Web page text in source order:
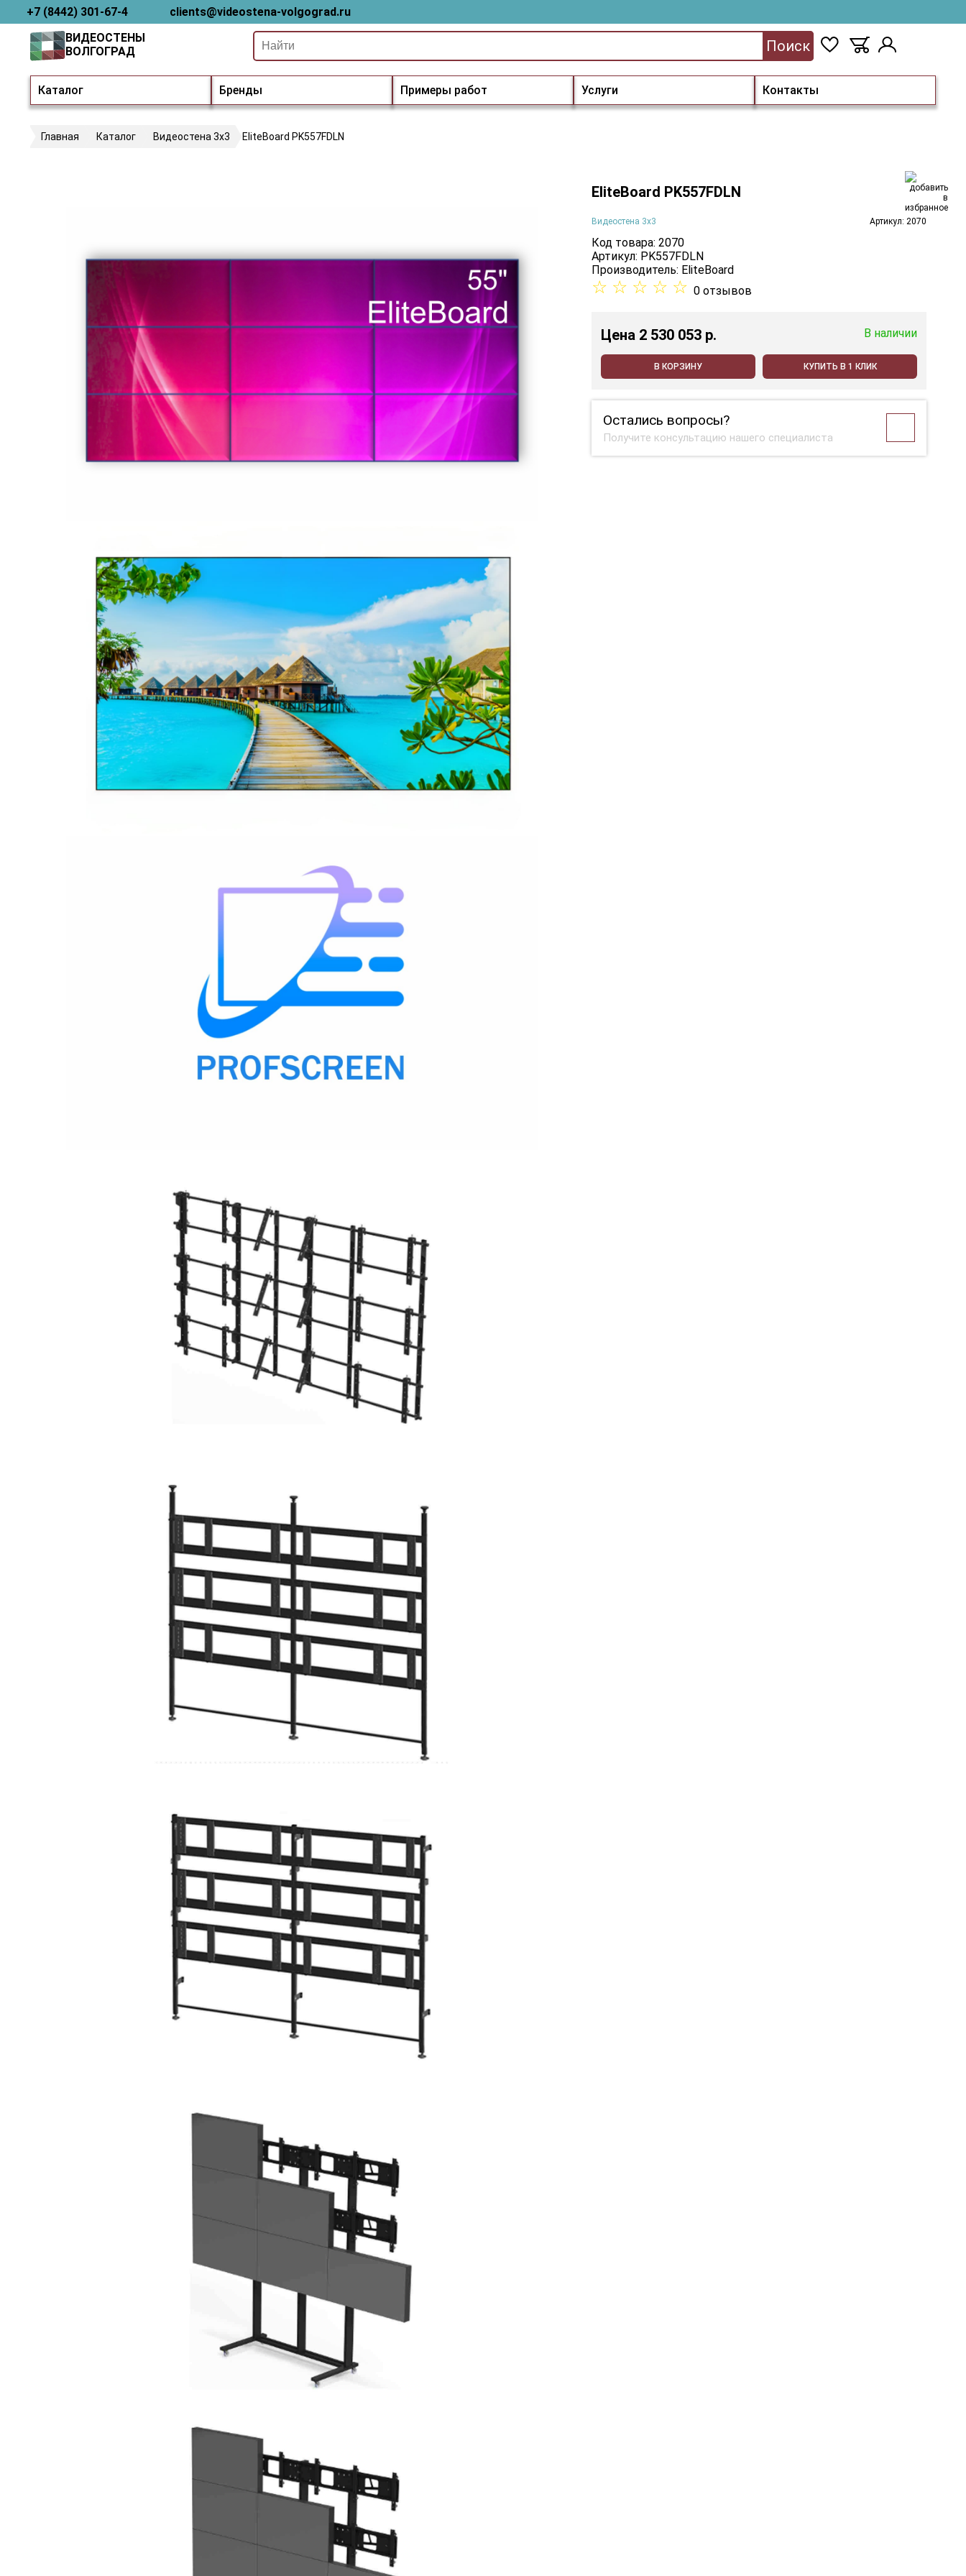
+7 (8442) 301-67-4 clients@videostena-volgograd.ru
Каталог Бренды Примеры работ Услуги Контакты
ВИДЕОСТЕНЫ
ВОЛГОГРАД
Поиск
Главная Каталог Видеостена 3х3 EliteBoard PK557FDLN
EliteBoard PK557FDLN
Видеостена 3х3 Артикул: 2070
Код товара: 2070
Артикул: PK557FDLN
Производитель: EliteBoard
☆ ☆ ☆ ☆ ☆ 0 отзывов
Цена 2 530 053 p. В наличии
В КОРЗИНУ КУПИТЬ В 1 КЛИК
Остались вопросы?
Получите консультацию нашего специалиста